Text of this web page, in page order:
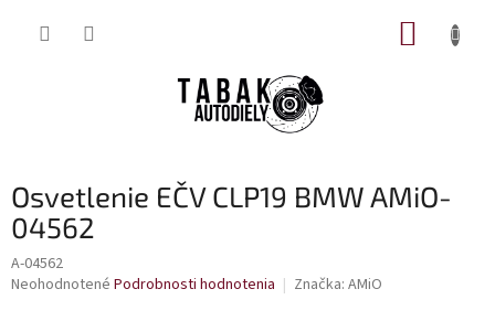
Osvetlenie EČV CLP19 BMW AMiO-
04562
A-04562
Priemerné
Neohodnotené Podrobnosti hodnotenia Značka: AMiO